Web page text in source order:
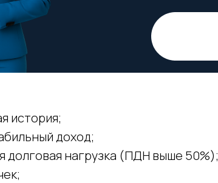
история;
доход;
долговая нагрузка (ПДН выше 50%);